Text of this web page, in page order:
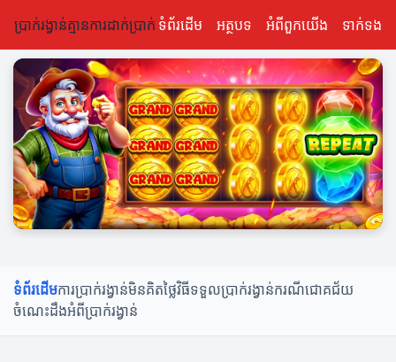
ប្រាក់រង្វាន់គ្មានការដាក់ប្រាក់ ទំព័រដើម អត្ថបទ អំពីពួកយើង ទាក់ទង
ទំព័រដើមការប្រាក់រង្វាន់មិនគិតថ្លៃវិធីទទួលប្រាក់រង្វាន់ករណីជោគជ័យ
ចំណេះដឹងអំពីប្រាក់រង្វាន់